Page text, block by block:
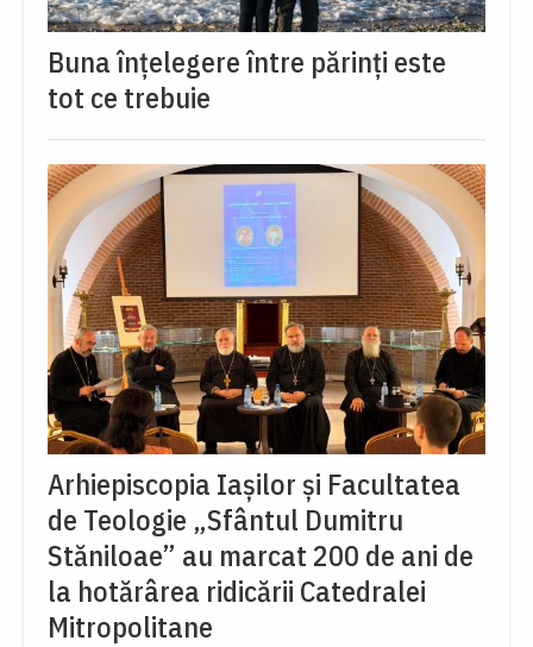
Buna înțelegere între părinți este
tot ce trebuie
Arhiepiscopia Iașilor și Facultatea
de Teologie „Sfântul Dumitru
Stăniloae” au marcat 200 de ani de
la hotărârea ridicării Catedralei
Mitropolitane